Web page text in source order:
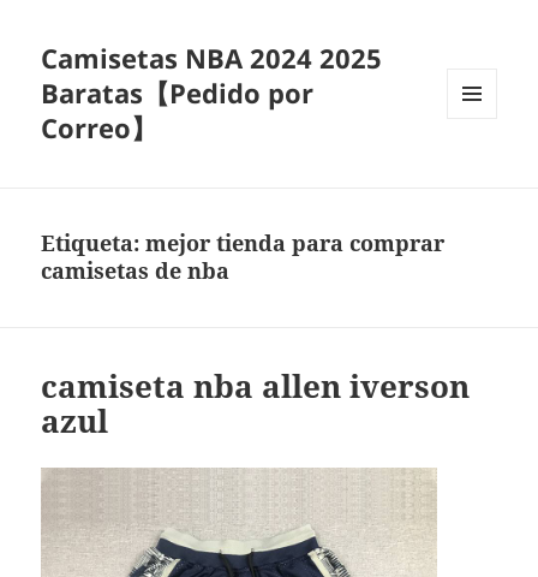
Camisetas NBA 2024 2025
Baratas【Pedido por
Correo】
Etiqueta:mejor tienda para comprar
camisetas de nba
camiseta nba allen iverson
azul